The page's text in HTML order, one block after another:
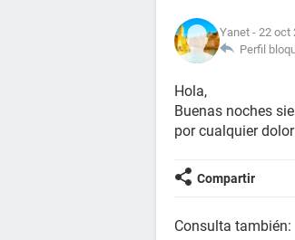
Yanet - 22 oct
Perfil
Hola,
Buenas noches
por cualquier
Compartir
Consulta también: